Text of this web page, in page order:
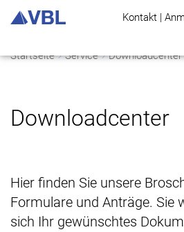
Kontakt |
Startseite Service Downloadcenter
Downloadcenter
Hier finden Sie unsere
Formulare und Anträge. Sie
sich Ihr gewünschtes